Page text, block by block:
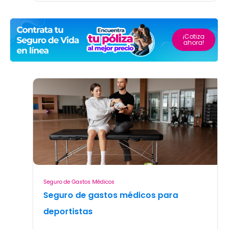
¿Cómo
funciona?
¡Cotiza
ahora!
Seguro de Gastos Médicos
Seguro de gastos médicos para
deportistas